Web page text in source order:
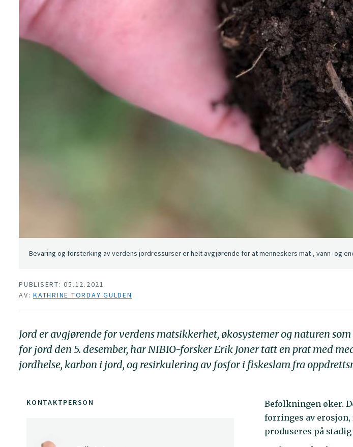
Bevaring og forsterking av verdens jordressurser er helt avgjørende for at menneskers mat-, vann- og
PUBLISERT: 05.12.2021
AV: KATHRINE TORDAY GULDEN
Jord er avgjørende for verdens matsikkerhet, økosystemer og naturen
for jord den 5. desember, har NIBIO-forsker Erik Joner tatt en prat med
jordhelse, karbon i jord, og resirkulering av fosfor i fiskeslam fra
Befolkningen øker.
forringes av
produseres på
KONTAKTPERSON